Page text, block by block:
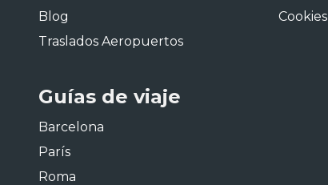
Blog
Traslados Aeropuertos
Guías de viaje
Barcelona
París
Roma
Cookies